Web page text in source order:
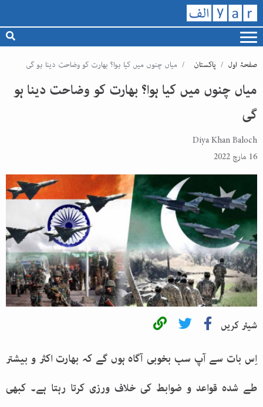
صفحۂ اول پاکستان میاں چنوں میں کیا ہوا؟ بھارت کو وضاحت دینا ہو گی
میاں چنوں میں کیا ہوا؟ بھارت کو وضاحت دینا ہو
گی
Diya Khan Baloch
16 مارچ 2022
شیئر کریں
اِس بات سے آپ سب بخوبی آگاہ ہوں گے کہ بھارت اکثر و بیشتر
طے شدہ قواعد و ضوابط کی خلاف ورزی کرتا رہتا ہے۔ کبھی